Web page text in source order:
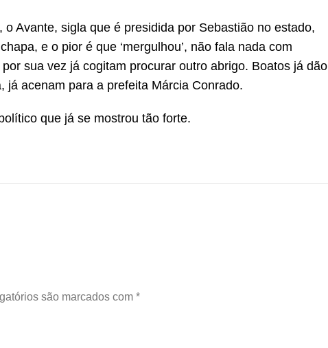
Avante, sigla que é presidida por Sebastião no estado,
e o pior é que ‘mergulhou’, não fala nada com
sua vez já cogitam procurar outro abrigo. Boatos já dão
acenam para a prefeita Márcia Conrado.
que já se mostrou tão forte.
são marcados com *